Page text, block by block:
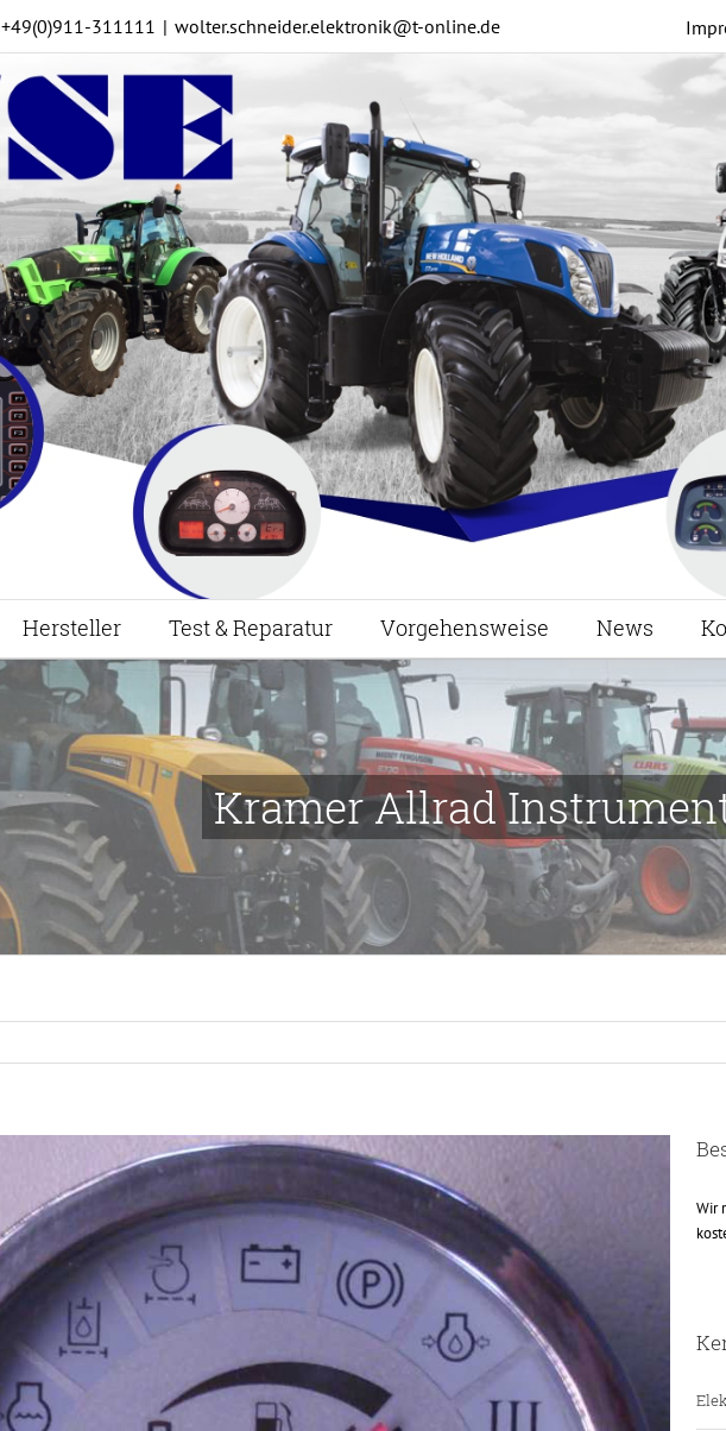
+49(0)911-311111 | wolter.schneider.elektronik@t-online.de
Hersteller Test & Reparatur Vorgehensweise News
Kramer Allrad
Wir